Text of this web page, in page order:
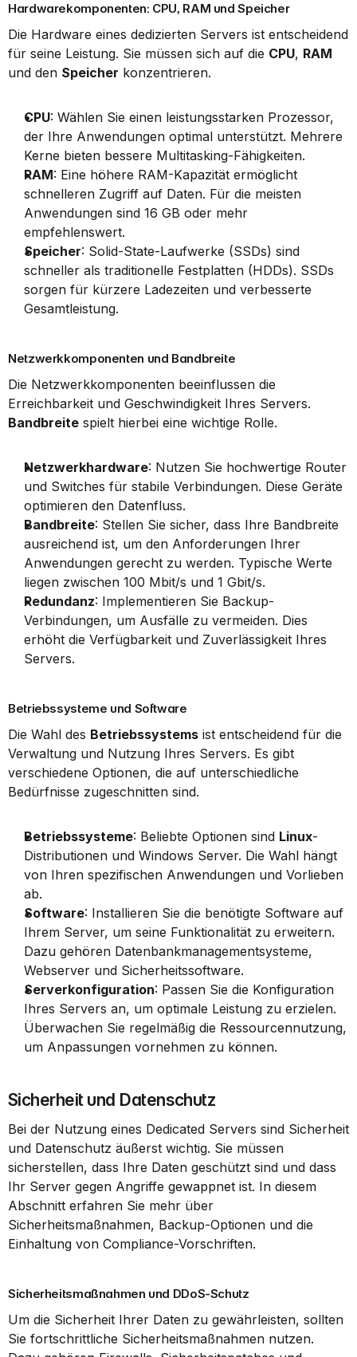
Hardwarekomponenten: CPU, RAM und Speicher
Die Hardware eines dedizierten Servers ist entscheidend
für seine Leistung. Sie müssen sich auf die CPU, RAM
und den Speicher konzentrieren.
CPU: Wählen Sie einen leistungsstarken Prozessor,
der Ihre Anwendungen optimal unterstützt. Mehrere
Kerne bieten bessere Multitasking-Fähigkeiten.
RAM: Eine höhere RAM-Kapazität ermöglicht
schnelleren Zugriff auf Daten. Für die meisten
Anwendungen sind 16 GB oder mehr
empfehlenswert.
Speicher: Solid-State-Laufwerke (SSDs) sind
schneller als traditionelle Festplatten (HDDs). SSDs
sorgen für kürzere Ladezeiten und verbesserte
Gesamtleistung.
Netzwerkkomponenten und Bandbreite
Die Netzwerkkomponenten beeinflussen die
Bandbreite spielt hierbei eine wichtige Rolle.
Netzwerkhardware: Nutzen Sie hochwertige Router
und Switches für stabile Verbindungen. Diese Geräte
optimieren den Datenfluss.
Bandbreite: Stellen Sie sicher, dass Ihre Bandbreite
ausreichend ist, um den Anforderungen Ihrer
Anwendungen gerecht zu werden. Typische Werte
liegen zwischen 100 Mbit/s und 1 Gbit/s.
Redundanz: Implementieren Sie Backup-
Verbindungen, um Ausfälle zu vermeiden. Dies
erhöht die Verfügbarkeit und Zuverlässigkeit Ihres
Servers.
Betriebssysteme und Software
Die Wahl des Betriebssystems ist entscheidend für die
Verwaltung und Nutzung Ihres Servers. Es gibt
verschiedene Optionen, die auf unterschiedliche
Bedürfnisse zugeschnitten sind.
Betriebssysteme: Beliebte Optionen sind Linux-
Distributionen und Windows Server. Die Wahl hängt
von Ihren spezifischen Anwendungen und Vorlieben
ab.
Software: Installieren Sie die benötigte Software auf
Ihrem Server, um seine Funktionalität zu erweitern.
Dazu gehören Datenbankmanagementsysteme,
Webserver und Sicherheitssoftware.
Serverkonfiguration: Passen Sie die Konfiguration
Ihres Servers an, um optimale Leistung zu erzielen.
Überwachen Sie regelmäßig die Ressourcennutzung,
um Anpassungen vornehmen zu können.
Sicherheit und Datenschutz
Bei der Nutzung eines Dedicated Servers sind Sicherheit
und Datenschutz äußerst wichtig. Sie müssen
sicherstellen, dass Ihre Daten geschützt sind und dass
Ihr Server gegen Angriffe gewappnet ist. In diesem
Abschnitt erfahren Sie mehr über
Sicherheitsmaßnahmen, Backup-Optionen und die
Einhaltung von Compliance-Vorschriften.
Sicherheitsmaßnahmen und DDoS-Schutz
Um die Sicherheit Ihrer Daten zu gewährleisten, sollten
Sie fortschrittliche Sicherheitsmaßnahmen nutzen.